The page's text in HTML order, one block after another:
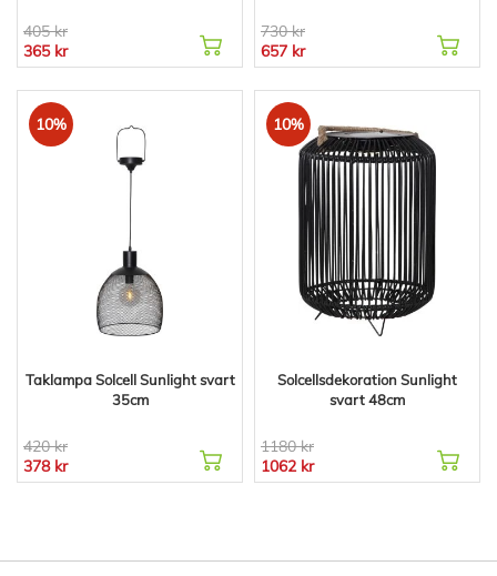
405 kr
365 kr
730 kr
657 kr
10%
Taklampa Solcell Sunlight svart
35cm
420 kr
378 kr
10%
Solcellsdekoration Sunlight
svart 48cm
1180 kr
1062 kr